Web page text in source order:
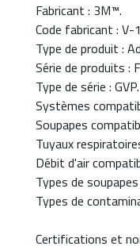
Fabricant : 3M™.
Code fabricant : V-
Type de produit :
Série de produits :
Type de série : GVP.
Systèmes
Soupapes
Tuyaux
Débit d'air
Types de
Types de
Certifications et